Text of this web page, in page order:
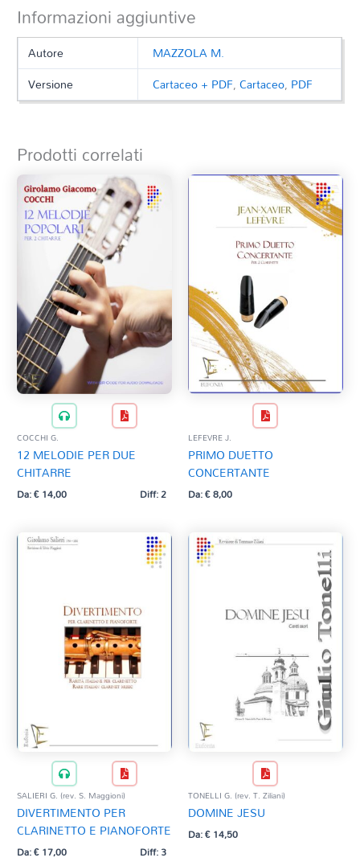
Informazioni aggiuntive
Autore
MAZZOLA M.
Versione
Cartaceo + PDF,Cartaceo, PDF
Prodotti correlati
COCCHI G.
12 MELODIE PER DUE
CHITARRE
Da:€14,00 Diff: 2
LEFEVRE J.
PRIMO DUETTO
CONCERTANTE
Da:€8,00
SALIERI G. (rev. S. Maggioni)
DIVERTIMENTO PER
CLARINETTO E PIANOFORTE
Da:€17,00 Diff: 3
TONELLI G. (rev. T. Ziliani)
DOMINE JESU
Da:€14,50